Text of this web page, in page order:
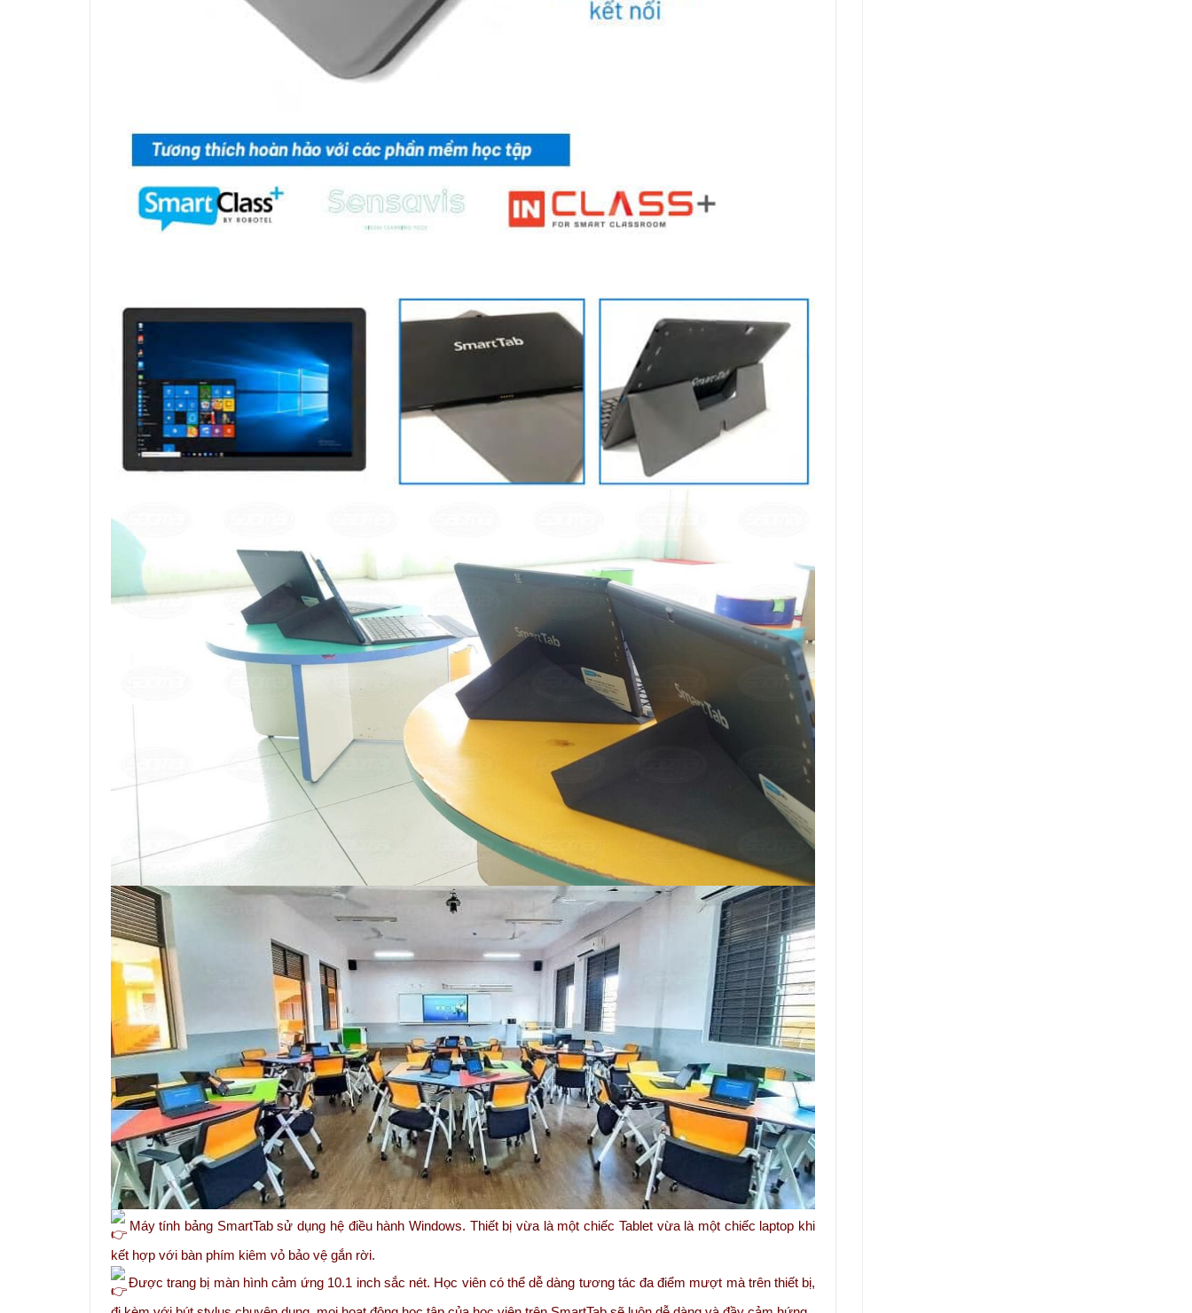
Máy tính bảng SmartTab sử dụng hệ điều hành Windows. Thiết bị vừa là một chiếc Tablet vừa là một chiếc laptop khi
kết hợp với bàn phím kiêm vỏ bảo vệ gắn rời.
Được trang bị màn hình cảm ứng 10.1 inch sắc nét. Học viên có thể dễ dàng tương tác đa điểm mượt mà trên thiết bị,